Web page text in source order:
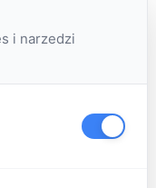
i narzedzi